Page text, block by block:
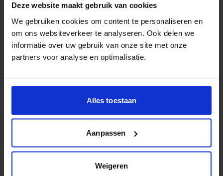
Deze website maakt gebruik van cookies
We gebruiken cookies om content te personaliseren en
om ons websiteverkeer te analyseren. Ook delen we
informatie over uw gebruik van onze site met onze
partners voor analyse en optimalisatie.
Alles toestaan
Aanpassen
Weigeren
maanden dat ik hem telkens opnieuw
betrap en me af vraag of hij wel ooit
gestopt is. Ik ga er onderdoor en weet
mezelf geen raad meer.
Wij hebben ook tieners in huis die er
Aikke88